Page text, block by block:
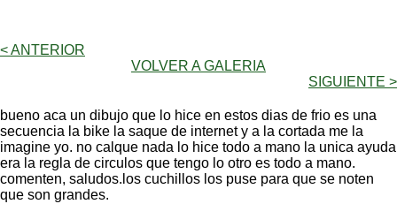
< ANTERIOR
VOLVER A GALERIA
SIGUIENTE >
bueno aca un dibujo que lo hice en estos dias de frio es una
secuencia la bike la saque de internet y a la cortada me la
imagine yo. no calque nada lo hice todo a mano la unica ayuda
era la regla de circulos que tengo lo otro es todo a mano.
comenten, saludos.los cuchillos los puse para que se noten
que son grandes.